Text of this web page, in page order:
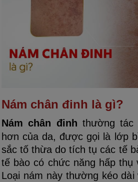
Nám chân đinh là gì?
Nám chân đinh thường tác
hơn của da, được gọi là lớp
sắc tố thừa do tích tụ các tế
tế bào có chức năng hấp thụ
Loại nám này thường kéo